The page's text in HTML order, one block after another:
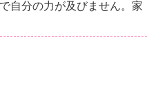
自分の力が及びません。家